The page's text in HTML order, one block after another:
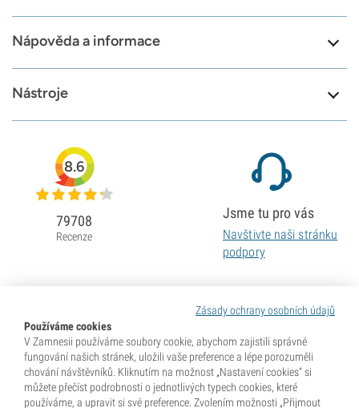
Nápověda a informace
Nástroje
Zásady ochrany osobních údajů
Používáme cookies
V Zamnesii používáme soubory cookie, abychom zajistili správné
fungování našich stránek, uložili vaše preference a lépe porozuměli
chování návštěvníků. Kliknutím na možnost „Nastavení cookies“ si
můžete přečíst podrobnosti o jednotlivých typech cookies, které
používáme, a upravit si své preference. Zvolením možnosti „Přijmout
8.6
79708
Recenze
Jsme tu pro vás
Navštivte naši stránku
podpory